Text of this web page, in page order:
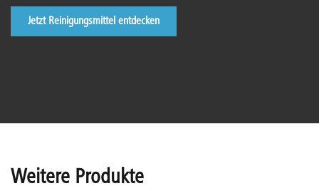
Jetzt Reinigungsmittel entdecken
Weitere Produkte